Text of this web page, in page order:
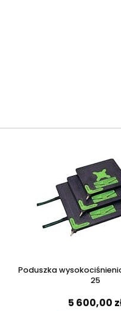
Poduszka
25
5 600,00